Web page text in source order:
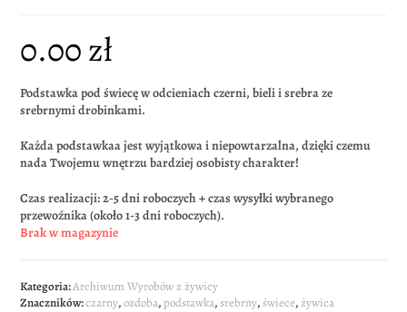
0.00zł
Podstawka pod świecę w odcieniach czerni, bieli i srebra ze
srebrnymi drobinkami.
Każda podstawkaa jest wyjątkowa i niepowtarzalna, dzięki czemu
nada Twojemu wnętrzu bardziej osobisty charakter!
Czas realizacji: 2-5 dni roboczych + czas wysyłki wybranego
przewoźnika (około 1-3 dni roboczych).
Brak w magazynie
Kategoria:Archiwum Wyrobów z żywicy
Znaczników:czarny,ozdoba, podstawka,srebrny,świece,żywica